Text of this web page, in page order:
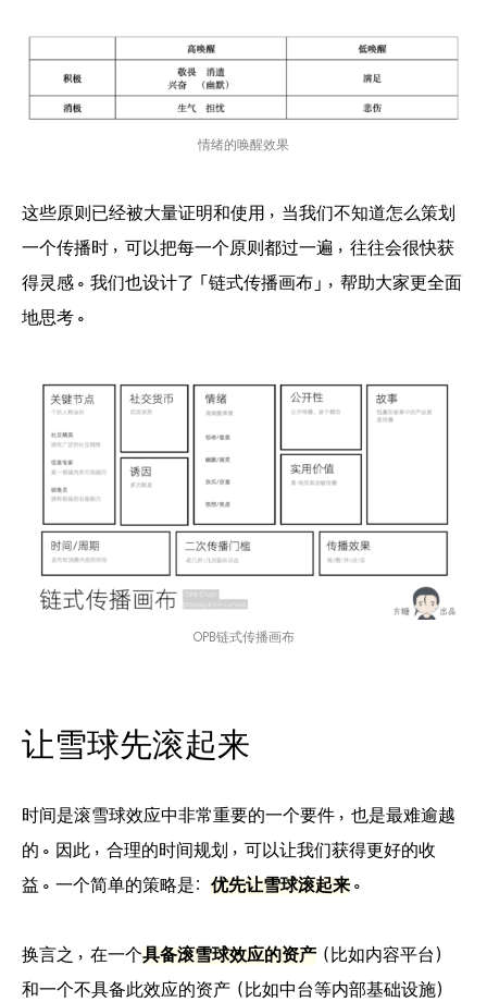
情绪的唤醒效果
这些原则已经被大量证明和使用，当我们不知道怎么策划
一个传播时，可以把每一个原则都过一遍，往往会很快获
得灵感。我们也设计了「链式传播画布」，帮助大家更全面
地思考。
OPB链式传播画布
让雪球先滚起来
时间是滚雪球效应中非常重要的一个要件，也是最难逾越
的。因此，合理的时间规划，可以让我们获得更好的收
益。一个简单的策略是： 优先让雪球滚起来 。
换言之，在一个具备滚雪球效应的资产 （比如内容平台）
和一个不具备此效应的资产（比如中台等内部基础设施）